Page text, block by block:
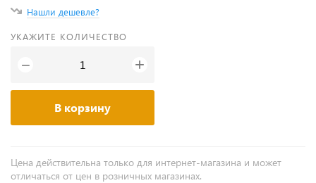
Нашли дешевле?
УКАЖИТЕ КОЛИЧЕСТВО
− +
В корзину
Цена действительна только для интернет-магазина и может
отличаться от цен в розничных магазинах.